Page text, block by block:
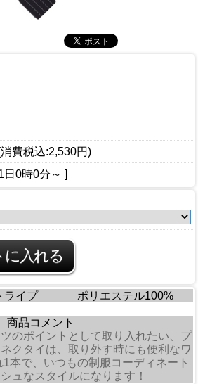
費税込:2,530円)
日0時0分 ～ ]
ライプ ポリエステル100%
商品コメント
のポイントとして取り入れたい、プ
クタイは、取り外す時にも便利なワ
本で、いつもの制服コーディネート
ュなスタイルになります！